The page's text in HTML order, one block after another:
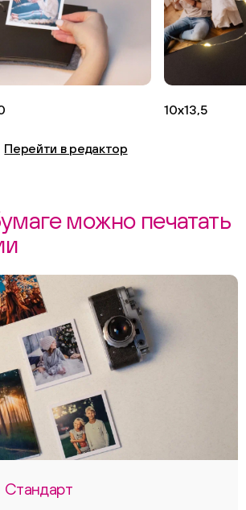
10х13,5
Перейти в редактор
можно печатать